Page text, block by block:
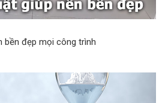
bền đẹp mọi công trình